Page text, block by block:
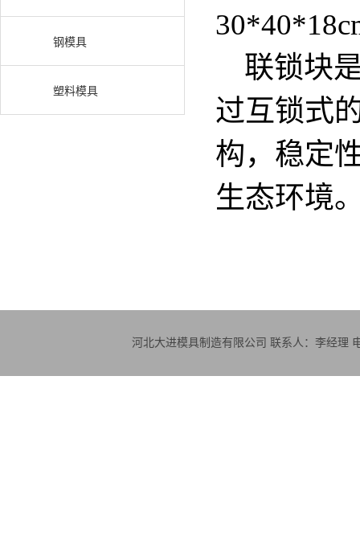
钢模具
塑料模具
联锁块
过互锁式
构，稳定
生态环境
河北大进模具制造有限公司 联系人：李经理